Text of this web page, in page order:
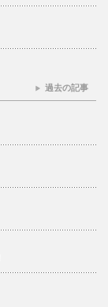
過去の記事